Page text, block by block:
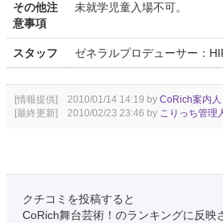
その他注
意事項
未就学児童入場不可。
スタッフ ゼネラルプロデューサー：
[情報提供] 2010/01/14 14:19 by CoRich案内人
[最終更新] 2010/02/23 23:46 by こりっち管理
クチコミを投稿すると
CoRich舞台芸術！のランキングに反映